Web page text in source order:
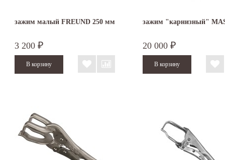
зажим малый FREUND 250 мм
3 200 ₽
зажим "карнизный"
20 000 ₽